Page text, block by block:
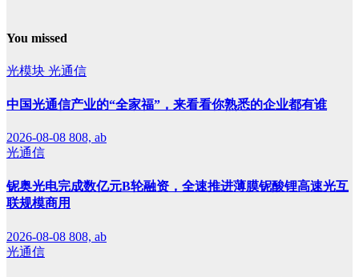
You missed
光模块 光通信
中国光通信产业的“全家福”，来看看你熟悉的企业都有谁
2026-08-08 808, ab
光通信
铌奥光电完成数亿元B轮融资，全速推进薄膜铌酸锂高速光互
联规模商用
2026-08-08 808, ab
光通信